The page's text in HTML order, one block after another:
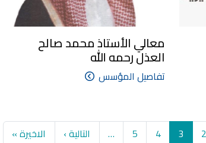
معالي الأستاذ محمد صالح
العذل رحمه الله
تفاصيل المؤسس
Pagination الصفحة
2
Current page
3 الصفحة
4 الصفحة
5
… الصفحة التالية
التالية › Last page
الاخيرة »